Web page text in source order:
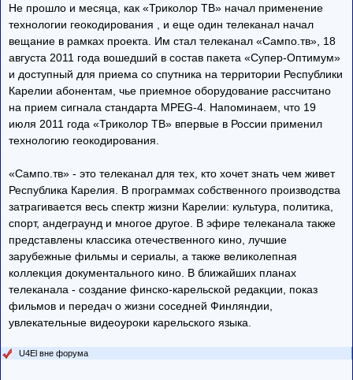
Не прошло и месяца, как «Триколор ТВ» начал применение
технологии геокодирования , и еще один телеканал начал
вещание в рамках проекта. Им стал телеканал «Сампо.тв», 18
августа 2011 года вошедший в состав пакета «Супер-Оптимум»
и доступный для приема со спутника на территории Республики
Карелии абонентам, чье приемное оборудование рассчитано
на прием сигнала стандарта MPEG-4. Напоминаем, что 19
июля 2011 года «Триколор ТВ» впервые в России применил
технологию геокодирования.
«Сампо.тв» - это телеканал для тех, кто хочет знать чем живет
Республика Карелия. В программах собственного производства
затрагивается весь спектр жизни Карелии: культура, политика,
спорт, андеграунд и многое другое. В эфире телеканала также
представлены классика отечественного кино, лучшие
зарубежные фильмы и сериалы, а также великолепная
коллекция документального кино. В ближайших планах
телеканала - создание финско-карельской редакции, показ
фильмов и передач о жизни соседней Финляндии,
увлекательные видеоуроки карельского языка.
U4El вне форума